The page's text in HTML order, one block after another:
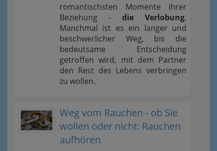
romantischsten Momente ihrer
Beziehung - die Verlobung.
Manchmal ist es ein langer und
beschwerlicher Weg, bis die
bedeutsame Entscheidung
getroffen wird, mit dem Partner
den Rest des Lebens verbringen
zu wollen.
Weg vom Rauchen - ob Sie
wollen oder nicht: Rauchen
aufhören